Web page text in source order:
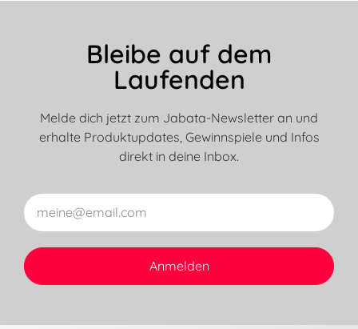
Bleibe auf dem
Laufenden
Melde dich jetzt zum Jabata-Newsletter an und
erhalte Produktupdates, Gewinnspiele und Infos
direkt in deine Inbox.
Anmelden